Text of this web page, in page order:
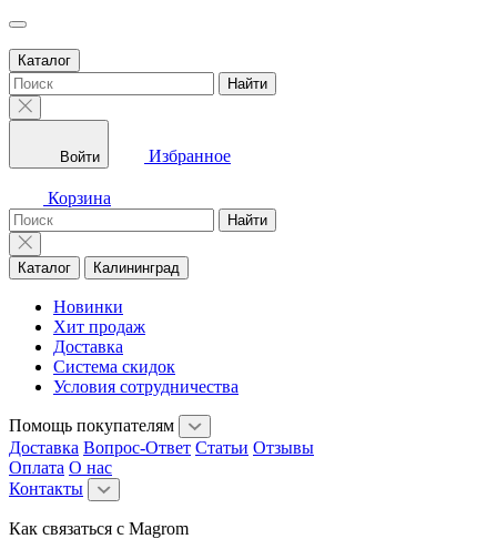
Каталог
Найти
Войти Избранное
Корзина
Найти
Каталог Калининград
Новинки
Хит продаж
Доставка
Система скидок
Условия сотрудничества
Помощь покупателям
Доставка Вопрос-Ответ Статьи Отзывы
Оплата О нас
Контакты
Как связаться с Magrom